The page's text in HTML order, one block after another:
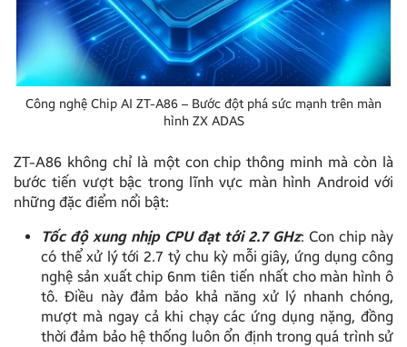
Công nghệ Chip AI ZT-A86 – Bước đột phá sức mạnh trên màn
hình ZX ADAS
ZT-A86 không chỉ là một con chip thông minh mà còn là
bước tiến vượt bậc trong lĩnh vực màn hình Android với
những đặc điểm nổi bật:
Tốc độ xung nhịp CPU đạt tới 2.7 GHz: Con chip này
có thể xử lý tới 2.7 tỷ chu kỳ mỗi giây, ứng dụng công
nghệ sản xuất chip 6nm tiên tiến nhất cho màn hình ô
tô. Điều này đảm bảo khả năng xử lý nhanh chóng,
mượt mà ngay cả khi chạy các ứng dụng nặng, đồng
thời đảm bảo hệ thống luôn ổn định trong quá trình sử